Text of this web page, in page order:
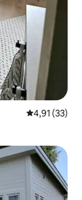
prosječna
4,91 (33)